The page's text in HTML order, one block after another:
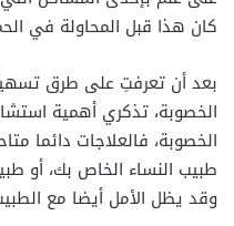
كان هذا قبل المحاولة في
بعد أن تعرفتِ على طرق
الخصوبة، تذكري أهمية
الخصوبة، فالعلاجات دائما
طبيب النساء الخاص بك، أو
وقد يظل الأمل أيضا مع